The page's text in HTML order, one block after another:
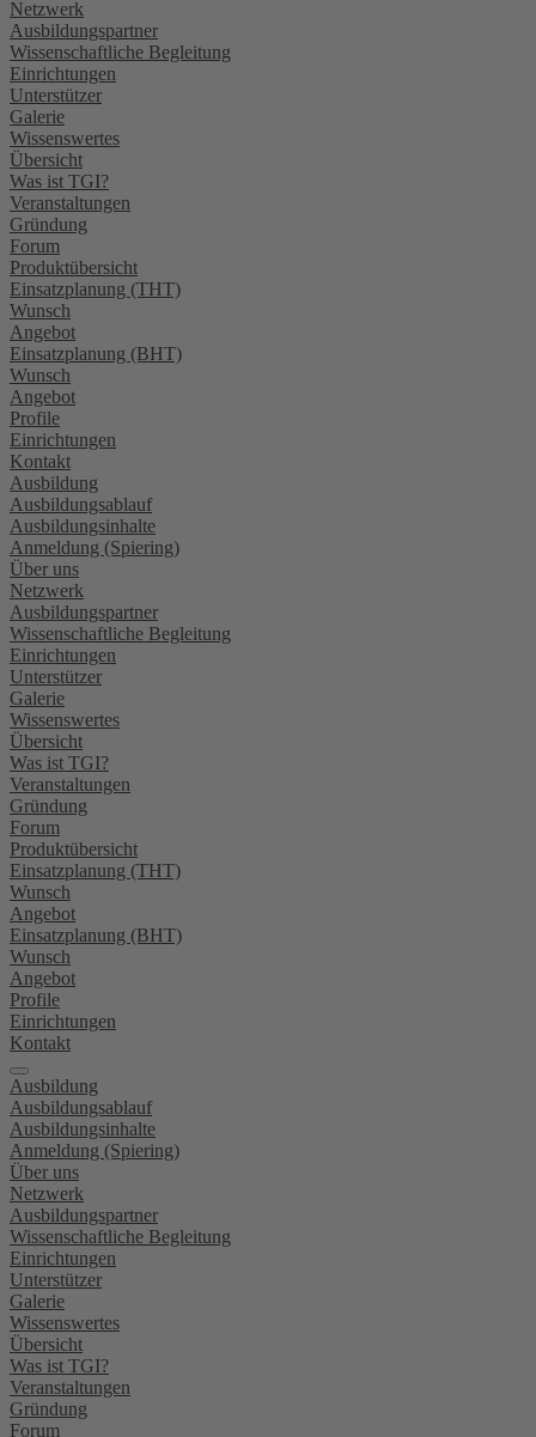
Netzwerk
Ausbildungspartner
Wissenschaftliche Begleitung
Einrichtungen
Unterstützer
Galerie
Wissenswertes
Übersicht
Was ist TGI?
Veranstaltungen
Gründung
Forum
Produktübersicht
Einsatzplanung (THT)
Wunsch
Angebot
Einsatzplanung (BHT)
Wunsch
Angebot
Profile
Einrichtungen
Kontakt
Ausbildung
Ausbildungsablauf
Ausbildungsinhalte
Anmeldung (Spiering)
Über uns
Netzwerk
Ausbildungspartner
Wissenschaftliche Begleitung
Einrichtungen
Unterstützer
Galerie
Wissenswertes
Übersicht
Was ist TGI?
Veranstaltungen
Gründung
Forum
Produktübersicht
Einsatzplanung (THT)
Wunsch
Angebot
Einsatzplanung (BHT)
Wunsch
Angebot
Profile
Einrichtungen
Kontakt
Ausbildung
Ausbildungsablauf
Ausbildungsinhalte
Anmeldung (Spiering)
Über uns
Netzwerk
Ausbildungspartner
Wissenschaftliche Begleitung
Einrichtungen
Unterstützer
Galerie
Wissenswertes
Übersicht
Was ist TGI?
Veranstaltungen
Gründung
Forum